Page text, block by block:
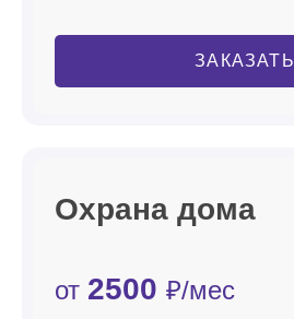
ЗАКАЗАТЬ
Охрана дома
от 2500 ₽/мес